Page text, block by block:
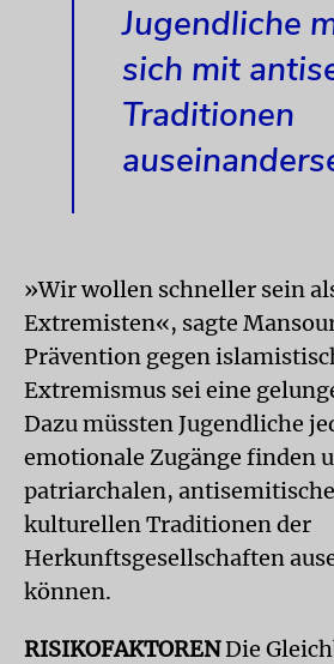
Jugendliche
sich mit
Traditionen
»Wir wollen schneller sein
Extremisten«, sagte
Prävention gegen
Extremismus sei eine
Dazu müssten Jugendliche
emotionale Zugänge finden
patriarchalen,
kulturellen Traditionen der
Herkunftsgesellschaften
können.
RISIKOFAKTORENDie